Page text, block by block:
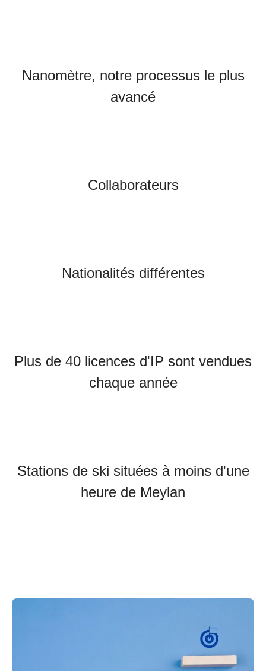
Nanomètre, notre processus le plus
avancé
Collaborateurs
Nationalités différentes
Plus de 40 licences d'IP sont vendues
chaque année
Stations de ski situées à moins d'une
heure de Meylan